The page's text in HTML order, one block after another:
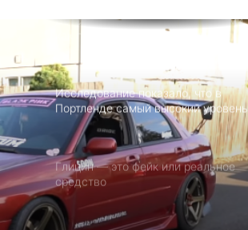
Детский день рождение в Майами,
как провести праздник под
Исследование показало, что в
Портленде самый высокий уровень
угона автомобилей на душу
населения в США
Глицин — это фейк или реальное
средство